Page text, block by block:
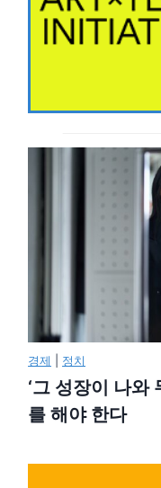
경제 정치
‘그 성장이 나와
를 해야 한다